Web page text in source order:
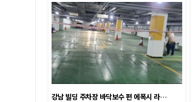
강남 빌딩 주차장 바닥보수 편 에폭시 라…